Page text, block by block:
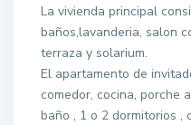
La vivienda principal
baños,lavanderia, salon
terraza y solarium.
El apartamento de
comedor, cocina, porche
baño , 1 o 2 dormitorios ,